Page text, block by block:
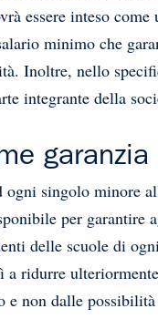
essere inteso
minimo che
Inoltre, nello
integrante della
garanzia
ogni singolo
per garantire
delle scuole di
a ridurre
non dalle